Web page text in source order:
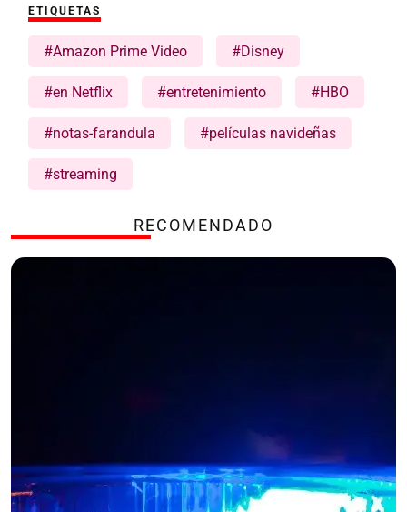
ETIQUETAS
#Amazon Prime Video #Disney
#en Netflix #entretenimiento #HBO
#notas-farandula #películas navideñas
#streaming
RECOMENDADO